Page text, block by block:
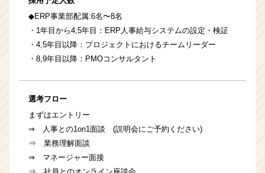
◆ERP事業部配属:6名〜8名
・1年目から4,5年目：ERP人事給与システムの設定・検証
・4,5年目以降：プロジェクトにおけるチームリーダー
・8,9年目以降：PMOコンサルタント
選考フロー
まずはエントリー
⇒ 人事との1on1面談 (説明会にご予約ください)
⇒ 業務理解面談
⇒ マネージャー面接